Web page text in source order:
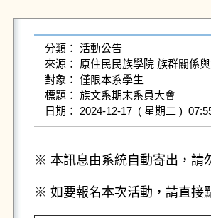
分類： 活動公告
來源： 原住民民族學院 族群關係
對象： 僅限本系學生
標題： 族文系期末系員大會
※ 本訊息由系統自動寄出，請
※ 如要報名本次活動，請直接